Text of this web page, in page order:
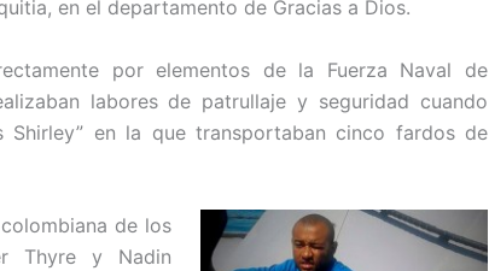
en el departamento de Gracias a Dios.
por elementos de la Fuerza Naval de
labores de patrullaje y seguridad cuando
Shirley” en la que transportaban cinco fardos de
de los
Thyre y Nadin